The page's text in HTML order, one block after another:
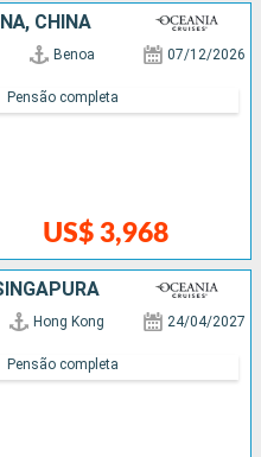
CHINA
Benoa 07/12/2026
US$ 3,968
Pensão completa
Hong Kong 24/04/2027
Pensão completa